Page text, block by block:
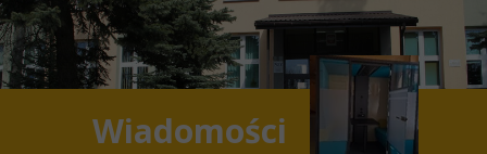
Wiadomości